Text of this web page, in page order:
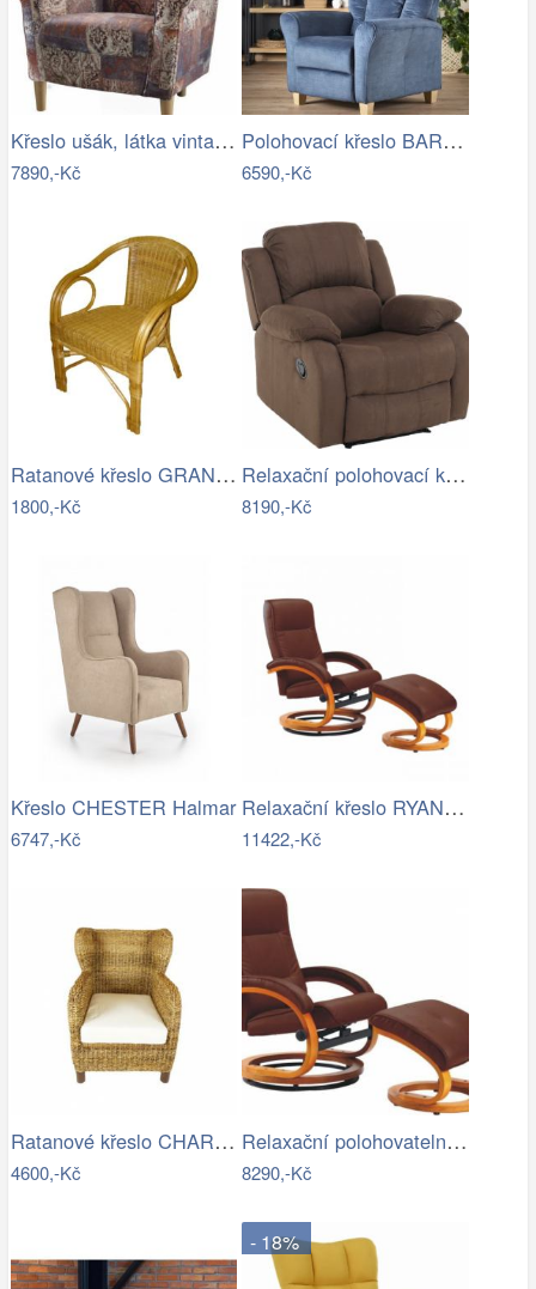
Křeslo ušák, látka vintage hnědá 1026,…
7890,-Kč
Polohovací křeslo BARD Halmar
6590,-Kč
Ratanové křeslo GRANADA - světlé II…
1800,-Kč
Relaxační polohovací křeslo, hnědá…
8190,-Kč
Křeslo CHESTER Halmar
6747,-Kč
Relaxační křeslo RYANN-TK
11422,-Kč
Ratanové křeslo CHARLESTON - banánový…
4600,-Kč
Relaxační polohovatelné křeslo,…
8290,-Kč
- 18%